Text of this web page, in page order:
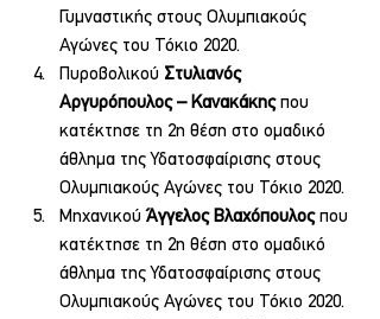
Γυμναστικής στους Ολυμπιακούς
Αγώνες του Τόκιο 2020.
Πυροβολικού Στυλιανός
Αργυρόπουλος – Κανακάκης που
κατέκτησε τη 2η θέση στο ομαδικό
άθλημα της Υδατοσφαίρισης στους
Ολυμπιακούς Αγώνες του Τόκιο 2020.
Μηχανικού Άγγελος Βλαχόπουλος που
κατέκτησε τη 2η θέση στο ομαδικό
άθλημα της Υδατοσφαίρισης στους
Ολυμπιακούς Αγώνες του Τόκιο 2020.